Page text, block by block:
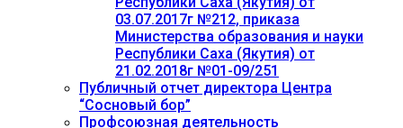
03.07.2017г №212, приказа
Министерства образования и науки
Республики Саха (Якутия) от
21.02.2018г №01-09/251
Публичный отчет директора Центра
“Сосновый бор”
Профсоюзная деятельность